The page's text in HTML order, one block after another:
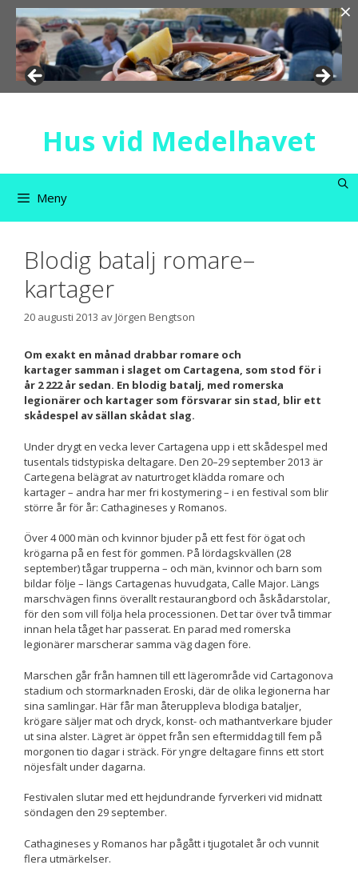
Hoppa
innehåll
Hus vid Medelhavet
Meny
Blodig batalj romare–
kartager
20 augusti 2013 avJörgen Bengtson
Om exakt en månad drabbar romare och
kartager samman i slaget om Cartagena, som stod för i
år 2 222 år sedan. En blodig batalj, med romerska
legionärer och kartager som försvarar sin stad, blir ett
skådespel av sällan skådat slag.
Under drygt en vecka lever Cartagena upp i ett skådespel med
tusentals tidstypiska deltagare. Den 20–29 september 2013 är
Cartegena belägrat av naturtroget klädda romare och
kartager – andra har mer fri kostymering – i en festival som blir
större år för år: Cathagineses y Romanos.
Över 4 000 män och kvinnor bjuder på ett fest för ögat och
krögarna på en fest för gommen. På lördagskvällen (28
september) tågar trupperna – och män, kvinnor och barn som
bildar följe – längs Cartagenas huvudgata, Calle Major. Längs
marschvägen finns överallt restaurangbord och åskådarstolar,
för den som vill följa hela processionen. Det tar över två timmar
innan hela tåget har passerat. En parad med romerska
legionärer marscherar samma väg dagen före.
Marschen går från hamnen till ett lägerområde vid Cartagonova
stadium och stormarknaden Eroski, där de olika legionerna har
sina samlingar. Här får man återuppleva blodiga bataljer,
krögare säljer mat och dryck, konst- och mathantverkare bjuder
ut sina alster. Lägret är öppet från sen eftermiddag till fem på
morgonen tio dagar i sträck. För yngre deltagare finns ett stort
nöjesfält under dagarna.
Festivalen slutar med ett hejdundrande fyrverkeri vid midnatt
söndagen den 29 september.
Cathagineses y Romanos har pågått i tjugotalet år och vunnit
flera utmärkelser.
×
Nödvändiga
Dessa kakor
behövs för att
hemsidan
över huvud
taget ska
fungera.
Statistik
För att vi ska
kunna
förbättra
hemsidans
funktionalitet
uppbyggnad,
hur
hemsidan
används.
hemsida ska
prestera så
under ditt